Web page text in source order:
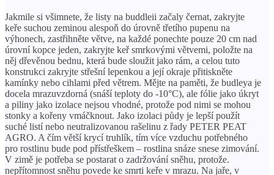
Jakmile si všimnete, že listy na buddleii začaly černat, zakryjte
keře suchou zeminou alespoň do úrovně třetího pupenu na
výhonech, zastřihněte větve, na každé ponechte pouze 20 cm nad
úrovní kopce jeden, zakryjte keř smrkovými větvemi, položte na
něj dřevěnou bednu, která bude sloužit jako rám, a celou tuto
konstrukci zakryjte střešní lepenkou a její okraje přitiskněte
kamínky nebo cihlami před větrem. Mějte na paměti, že budleya je
docela mrazuvzdorná (snáší teploty do -10°C), ale fólie jako úkryt
a piliny jako izolace nejsou vhodné, protože pod nimi se mohou
stonky a kořeny vmáčknout. Jako izolaci půdy je lepší použít
suché listí nebo neutralizovanou rašelinu z řady PETER PEAT
AGRO. A čím větší krycí truhlík, tím více vzduchu potřebného
pro rostlinu bude pod přístřeškem – rostlina snáze snese zimování.
V zimě je potřeba se postarat o zadržování sněhu, protože.
nepřítomnost sněhu povede ke smrti keře v mrazu. Na jaře, v